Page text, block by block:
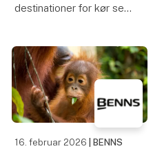
destinationer for kør selv
grusveje og den lave
befolkningstæthed gør
landet ideelt til at
udforske i eget tempo,
enten i
16. februar 2026 | BENNS